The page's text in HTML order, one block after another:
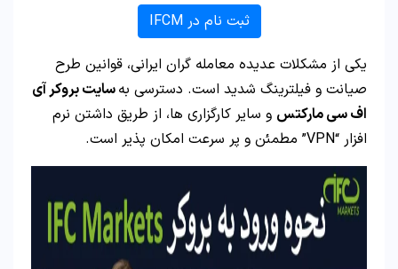
ثبت نام در IFCM
یکی از مشکلات عدیده معامله گران ایرانی، قوانین طرح
صیانت و فیلترینگ شدید است. دسترسی بهسایت بروکر آی
اف سی مارکتس و سایر کارگزاری ها، از طریق داشتن نرم
افزار “VPN” مطمئن و پر سرعت امکان پذیر است.